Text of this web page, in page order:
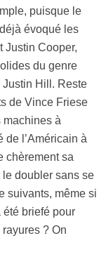
puisque le
évoqué les
Justin Cooper,
du genre
Hill. Reste
de Vince Friese
machines à
de l’Américain à
chèrement sa
doubler sans se
suivants, même si
briefé pour
? On